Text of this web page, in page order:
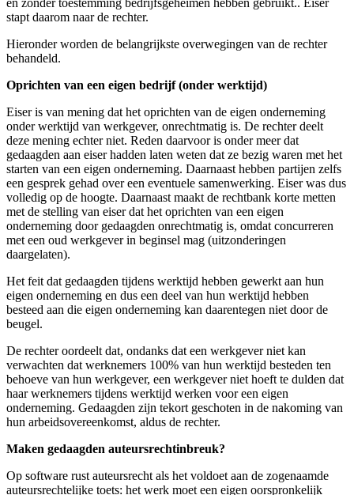
en zonder toestemming bedrijfsgeheimen hebben gebruikt.. Eiser
stapt daarom naar de rechter.
Hieronder worden de belangrijkste overwegingen van de rechter
behandeld.
Oprichten van een eigen bedrijf (onder werktijd)
Eiser is van mening dat het oprichten van de eigen onderneming
onder werktijd van werkgever, onrechtmatig is. De rechter deelt
deze mening echter niet. Reden daarvoor is onder meer dat
gedaagden aan eiser hadden laten weten dat ze bezig waren met het
starten van een eigen onderneming. Daarnaast hebben partijen zelfs
een gesprek gehad over een eventuele samenwerking. Eiser was dus
volledig op de hoogte. Daarnaast maakt de rechtbank korte metten
met de stelling van eiser dat het oprichten van een eigen
onderneming door gedaagden onrechtmatig is, omdat concurreren
met een oud werkgever in beginsel mag (uitzonderingen
daargelaten).
Het feit dat gedaagden tijdens werktijd hebben gewerkt aan hun
eigen onderneming en dus een deel van hun werktijd hebben
besteed aan die eigen onderneming kan daarentegen niet door de
beugel.
De rechter oordeelt dat, ondanks dat een werkgever niet kan
verwachten dat werknemers 100% van hun werktijd besteden ten
behoeve van hun werkgever, een werkgever niet hoeft te dulden dat
haar werknemers tijdens werktijd werken voor een eigen
onderneming. Gedaagden zijn tekort geschoten in de nakoming van
hun arbeidsovereenkomst, aldus de rechter.
Maken gedaagden auteursrechtinbreuk?
Op software rust auteursrecht als het voldoet aan de zogenaamde
auteursrechtelijke toets: het werk moet een eigen oorspronkelijk